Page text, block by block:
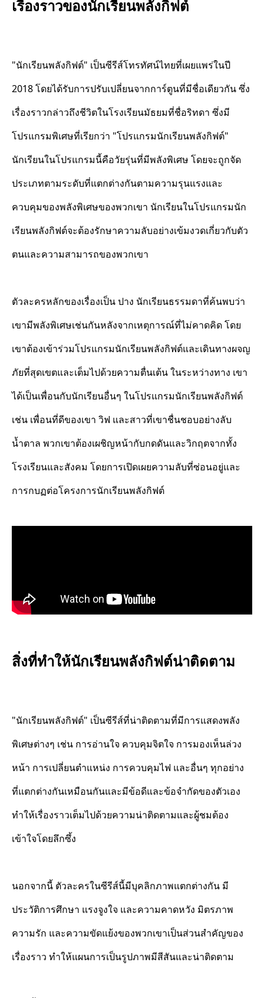
เรื่องราวของนักเรียนพลังกิฟต์
"นักเรียนพลังกิฟต์" เป็นซีรีส์โทรทัศน์ไทยที่เผยแพร่ในปี
2018 โดยได้รับการปรับเปลี่ยนจากการ์ตูนที่มีชื่อเดียวกัน ซึ่ง
เรื่องราวกล่าวถึงชีวิตในโรงเรียนมัธยมที่ชื่อริทดา ซึ่งมี
โปรแกรมพิเศษที่เรียกว่า "โปรแกรมนักเรียนพลังกิฟต์"
นักเรียนในโปรแกรมนี้คือวัยรุ่นที่มีพลังพิเศษ โดยจะถูกจัด
ประเภทตามระดับที่แตกต่างกันตามความรุนแรงและ
ควบคุมของพลังพิเศษของพวกเขา นักเรียนในโปรแกรมนัก
เรียนพลังกิฟต์จะต้องรักษาความลับอย่างเข้มงวดเกี่ยวกับตัว
ตนและความสามารถของพวกเขา
ตัวละครหลักของเรื่องเป็น ปาง นักเรียนธรรมดาที่ค้นพบว่า
เขามีพลังพิเศษเช่นกันหลังจากเหตุการณ์ที่ไม่คาดคิด โดย
เขาต้องเข้าร่วมโปรแกรมนักเรียนพลังกิฟต์และเดินทางผจญ
ภัยที่สุดเขตและเต็มไปด้วยความตื่นเต้น ในระหว่างทาง เขา
ได้เป็นเพื่อนกับนักเรียนอื่นๆ ในโปรแกรมนักเรียนพลังกิฟต์
เช่น เพื่อนที่ดีของเขา วิฟ และสาวที่เขาชื่นชอบอย่างลับ
น้ำตาล พวกเขาต้องเผชิญหน้ากับกดดันและวิกฤตจากทั้ง
โรงเรียนและสังคม โดยการเปิดเผยความลับที่ซ่อนอยู่และ
การกบฏต่อโครงการนักเรียนพลังกิฟต์
สิ่งที่ทำให้นักเรียนพลังกิฟต์น่าติดตาม
"นักเรียนพลังกิฟต์" เป็นซีรีส์ที่น่าติดตามที่มีการแสดงพลัง
พิเศษต่างๆ เช่น การอ่านใจ ควบคุมจิตใจ การมองเห็นล่วง
หน้า การเปลี่ยนตำแหน่ง การควบคุมไฟ และอื่นๆ ทุกอย่าง
ที่แตกต่างกันเหมือนกันและมีข้อดีและข้อจำกัดของตัวเอง
ทำให้เรื่องราวเต็มไปด้วยความน่าติดตามและผู้ชมต้อง
เข้าใจโดยลึกซึ้ง
นอกจากนี้ ตัวละครในซีรีส์นี้มีบุคลิกภาพแตกต่างกัน มี
ประวัติการศึกษา แรงจูงใจ และความคาดหวัง มิตรภาพ
ความรัก และความขัดแย้งของพวกเขาเป็นส่วนสำคัญของ
เรื่องราว ทำให้แผนการเป็นรูปภาพมีสีสันและน่าติดตาม